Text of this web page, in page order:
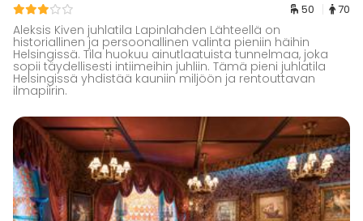
50 70
Aleksis Kiven juhlatila Lapinlahden Lähteellä on
historiallinen ja persoonallinen valinta pieniin häihin
Helsingissä. Tila huokuu ainutlaatuista tunnelmaa, joka
sopii täydellisesti intiimeihin juhliin. Tämä pieni juhlatila
Helsingissä yhdistää kauniin miljöön ja rentouttavan
ilmapiirin.